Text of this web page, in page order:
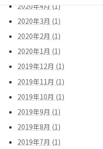
2020年4月 (1)
2020年3月 (1)
2020年2月 (1)
2020年1月 (1)
2019年12月 (1)
2019年11月 (1)
2019年10月 (1)
2019年9月 (1)
2019年8月 (1)
2019年7月 (1)